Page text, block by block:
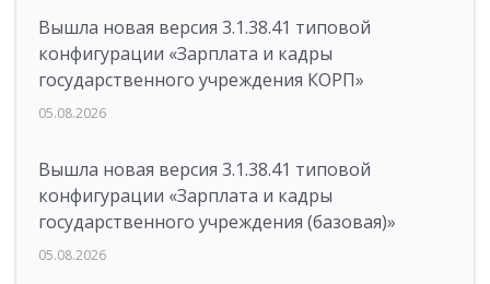
Вышла новая версия 3.1.38.41 типовой
конфигурации «Зарплата и кадры
государственного учреждения КОРП»
05.08.2026
Вышла новая версия 3.1.38.41 типовой
конфигурации «Зарплата и кадры
государственного учреждения (базовая)»
05.08.2026